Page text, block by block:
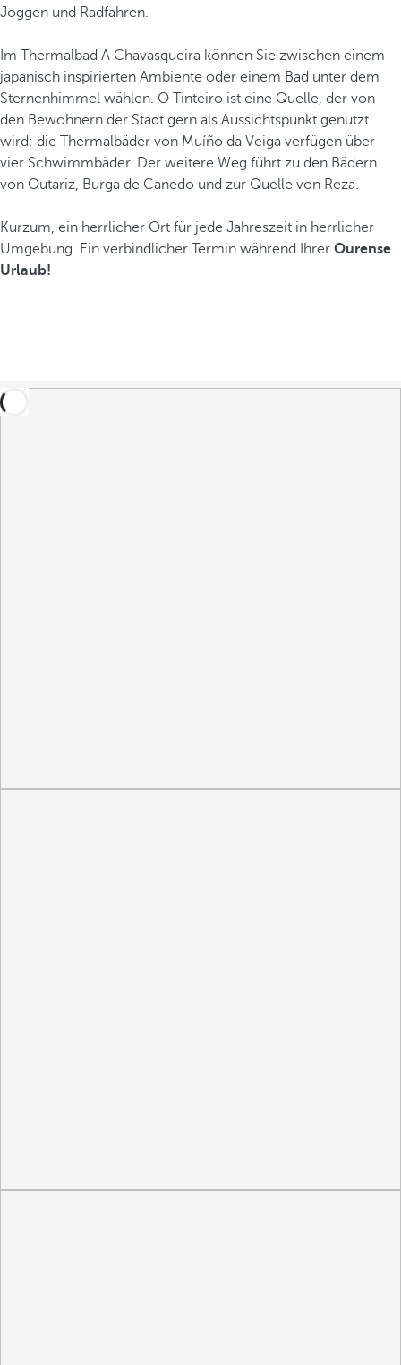
Joggen und Radfahren.
Im Thermalbad A Chavasqueira können Sie zwischen einem
japanisch inspirierten Ambiente oder einem Bad unter dem
Sternenhimmel wählen. O Tinteiro ist eine Quelle, der von
den Bewohnern der Stadt gern als Aussichtspunkt genutzt
wird; die Thermalbäder von Muíño da Veiga verfügen über
vier Schwimmbäder. Der weitere Weg führt zu den Bädern
von Outariz, Burga de Canedo und zur Quelle von Reza.
Kurzum, ein herrlicher Ort für jede Jahreszeit in herrlicher
Umgebung. Ein verbindlicher Termin während Ihrer Ourense
Urlaub!